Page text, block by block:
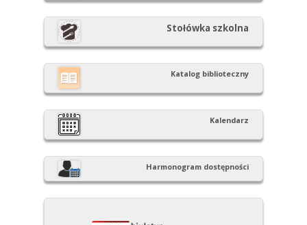
Stołówka szkolna
Katalog biblioteczny
Kalendarz
Harmonogram dostępności